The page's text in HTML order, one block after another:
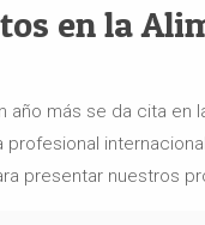
en la
año más se da cita en
profesional
presentar nuestros